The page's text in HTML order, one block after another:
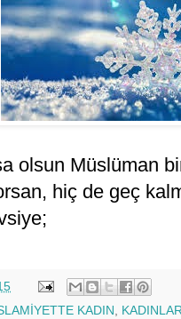
olsun Müslüman
hiç de geç
KADIN